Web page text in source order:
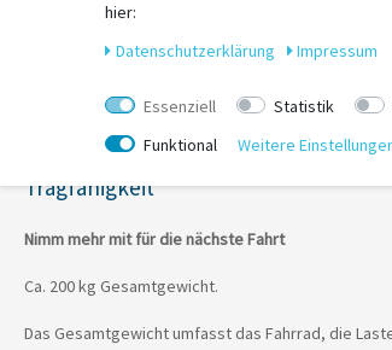
Tragfähigkeit
Nimm mehr mit für die nächste Fahrt
Ca. 200 kg Gesamtgewicht.
Das Gesamtgewicht umfasst das Fahrrad, die
hier:
Daten­schutz­erklärung
Impressum
Essenziell Statistik
Funktional
Weitere